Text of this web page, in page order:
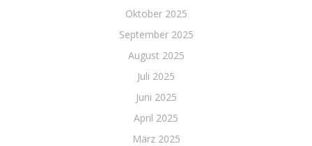
Oktober 2025
September 2025
August 2025
Juli 2025
Juni 2025
April 2025
März 2025